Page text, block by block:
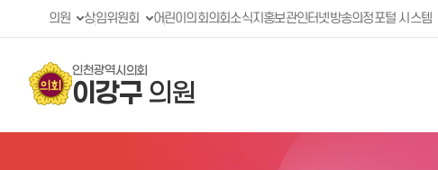
의원 상임위원회 어린이의회의회소식지 홍보관인터넷방송의정포털 시스템
인천광역시의회
이강구 의원